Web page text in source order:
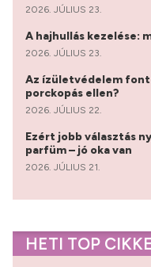
2026. JÚLIUS 23.
A hajhullás kezelése:
2026. JÚLIUS 23.
Az ízületvédelem
porckopás ellen?
2026. JÚLIUS 22.
Ezért jobb választás
parfüm – jó oka van
2026. JÚLIUS 21.
HETI TOP